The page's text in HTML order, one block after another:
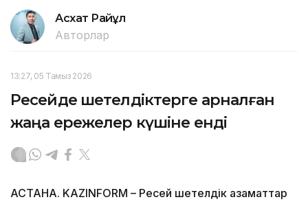
Асхат Райқұл
Авторлар
13:27, 05 Тамыз 2026
Ресейде шетелдіктерге арналған
жаңа ережелер күшіне енді
АСТАНА. KAZINFORM – Ресей шетелдік азаматтар